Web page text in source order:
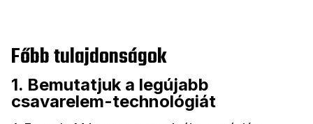
Főbb tulajdonságok
1. Bemutatjuk a legújabb
csavarelem-technológiát